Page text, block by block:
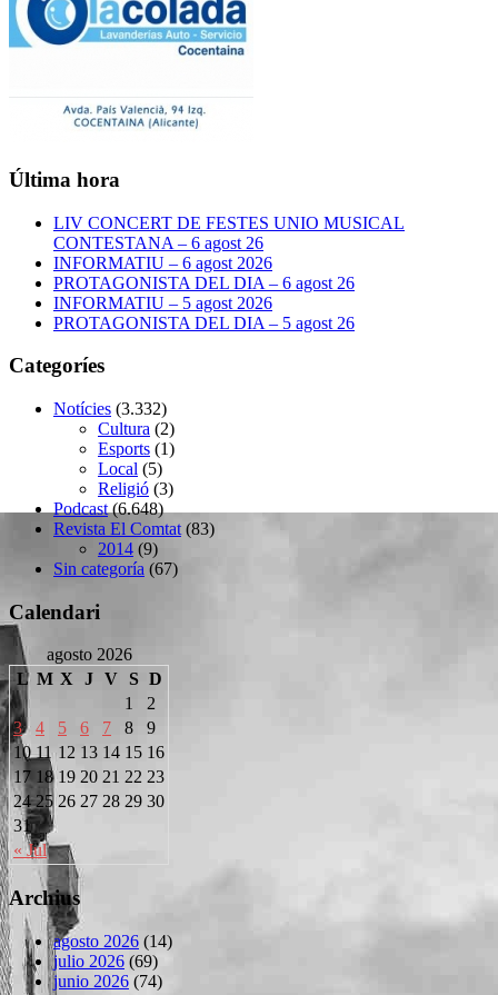
Última hora
LIV CONCERT DE FESTES UNIO MUSICAL
CONTESTANA – 6 agost 26
INFORMATIU – 6 agost 2026
PROTAGONISTA DEL DIA – 6 agost 26
INFORMATIU – 5 agost 2026
PROTAGONISTA DEL DIA – 5 agost 26
Categoríes
Notícies (3.332)
Cultura (2)
Esports (1)
Local (5)
Religió (3)
Podcast(6.648)
Revista El Comtat (83)
2014 (9)
Sin categoría (67)
Calendari
agosto 2026
L M X J V S D
« Jul
1
2
3
4 5 6 7 8
9
10 11 12 13 14 15 16
17 18 19 20 21 22 23
24 25 26 27 28 29 30
31
Archius
agosto 2026 (14)
julio 2026 (69)
junio 2026 (74)